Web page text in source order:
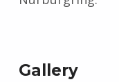
Skip back to main navigation
Gallery